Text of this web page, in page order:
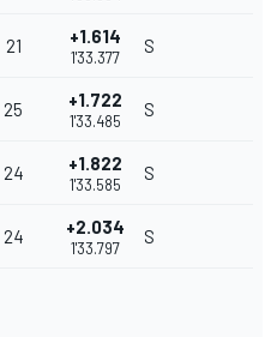
21 +1.614
1'33.377
S
25 +1.722
1'33.485
S
24 +1.822
1'33.585
S
24 +2.034
1'33.797
S